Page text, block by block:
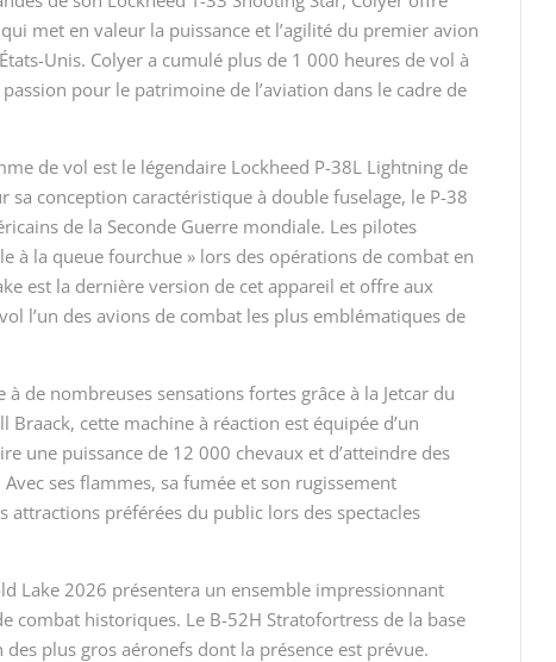
met en valeur la puissance et l’agilité du premier avion
Unis. Colyer a cumulé plus de 1 000 heures de vol à
pour le patrimoine de l’aviation dans le cadre de
de vol est le légendaire Lockheed P-38L Lightning de
sa conception caractéristique à double fuselage, le P-38
de la Seconde Guerre mondiale. Les pilotes
à la queue fourchue » lors des opérations de combat en
est la dernière version de cet appareil et offre aux
l’un des avions de combat les plus emblématiques de
de nombreuses sensations fortes grâce à la Jetcar du
Braack, cette machine à réaction est équipée d’un
une puissance de 12 000 chevaux et d’atteindre des
ses flammes, sa fumée et son rugissement
attractions préférées du public lors des spectacles
Lake 2026 présentera un ensemble impressionnant
combat historiques. Le B-52H Stratofortress de la base
plus gros aéronefs dont la présence est prévue.